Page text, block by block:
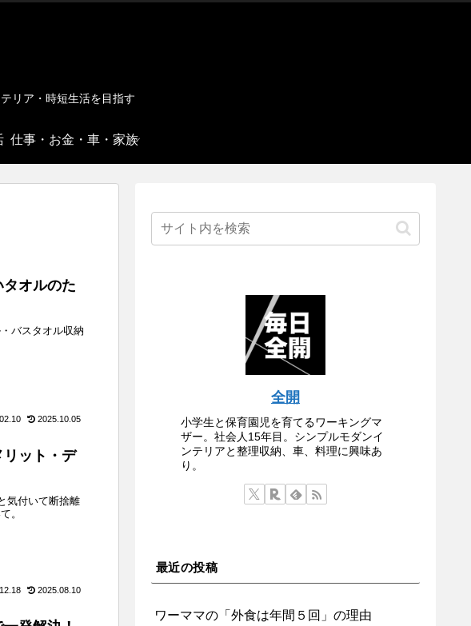
リア・時短生活を目指す
仕事・お金・車・家族
オルのた
バスタオル収納
2025.10.05
ット・デ
気付いて断捨離
。
2025.08.10
全開
小学生と保育園児を育てるワーキングマ
ザー。社会人15年目。シンプルモダンイ
ンテリアと整理収納、車、料理に興味あ
り。
最近の投稿
ワーママの「外食は年間５回」の理由